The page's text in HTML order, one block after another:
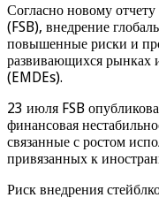
Согласно новому
(FSB), внедрение
повышенные риски и
развивающихся рынках
(EMDEs).
23 июля FSB
финансовая
связанные с ростом
привязанных к
Риск внедрения